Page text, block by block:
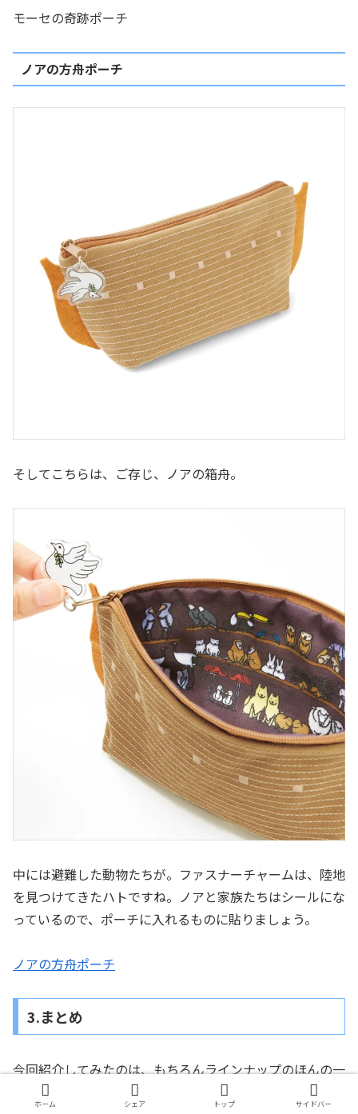
モーセの奇跡ポーチ
ノアの方舟ポーチ
そしてこちらは、ご存じ、ノアの箱舟。
中には避難した動物たちが。ファスナーチャームは、陸地
を見つけてきたハトですね。ノアと家族たちはシールにな
っているので、ポーチに入れるものに貼りましょう。
ノアの方舟ポーチ
3.まとめ
今回紹介してみたのは、もちろんラインナップのほんの一
部で、他にもこの「YOU+MORE!」の商品には、ひとつひ
ホーム シェア トップ サイドバー